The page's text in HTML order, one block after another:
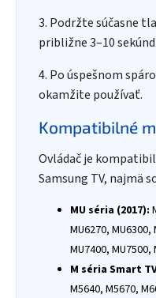
3. Podržte súčasne
približne 3–10 sekúnd.
4. Po úspešnom
okamžite používať.
Kompatibilné
Ovládač je
Samsung TV, najmä
MU séria (2017):
MU6270, MU6300,
MU7400, MU7500,
M séria Smart
M5640, M5670,